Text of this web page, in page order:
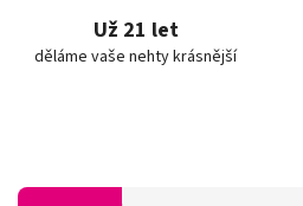
Už 21 let
děláme vaše nehty krásnější